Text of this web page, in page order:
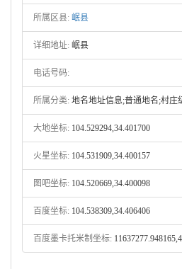
所属区县: 岷县
详细地址: 岷县
电话号码:
所属分类: 地名地址信息;普通地名;村庄
大地坐标: 104.529294,34.401700
火星坐标: 104.531909,34.400157
图吧坐标: 104.520669,34.400098
百度坐标: 104.538309,34.406406
百度墨卡托米制坐标: